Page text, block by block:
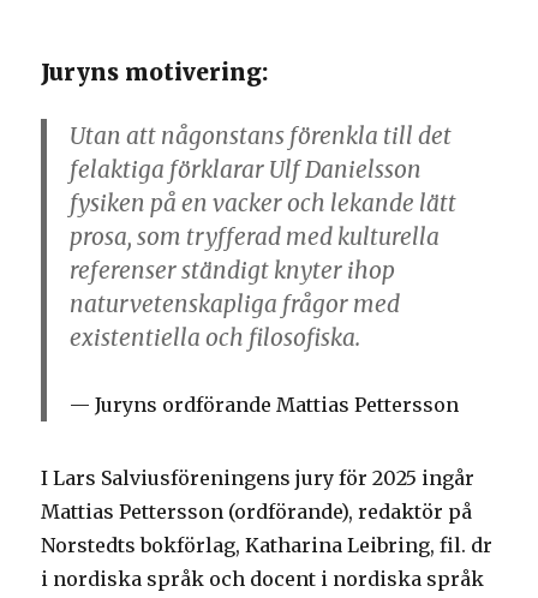
Juryns motivering:
Utan att någonstans förenkla till det
felaktiga förklarar Ulf Danielsson
fysiken på en vacker och lekande lätt
prosa, som tryfferad med kulturella
referenser ständigt knyter ihop
naturvetenskapliga frågor med
existentiella och filosofiska.
Juryns ordförande Mattias Pettersson
I Lars Salviusföreningens jury för 2025 ingår
Mattias Pettersson (ordförande), redaktör på
Norstedts bokförlag, Katharina Leibring, fil. dr
i nordiska språk och docent i nordiska språk